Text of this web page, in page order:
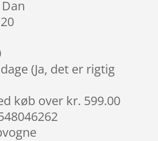
(Ja, det er rigtig
køb over kr. 599.00